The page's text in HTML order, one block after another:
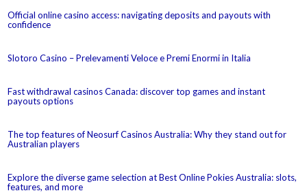
Official online casino access: navigating deposits and payouts with
confidence
Slotoro Casino – Prelevamenti Veloce e Premi Enormi in Italia
Fast withdrawal casinos Canada: discover top games and instant
payouts options
The top features of Neosurf Casinos Australia: Why they stand out for
Australian players
Explore the diverse game selection at Best Online Pokies Australia: slots,
features, and more